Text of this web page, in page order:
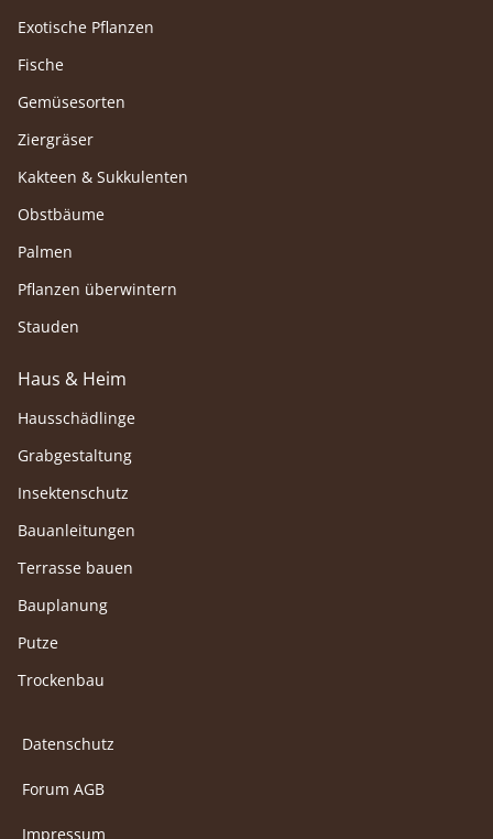
Exotische Pflanzen
Fische
Gemüsesorten
Ziergräser
Kakteen & Sukkulenten
Obstbäume
Palmen
Pflanzen überwintern
Stauden
Haus & Heim
Hausschädlinge
Grabgestaltung
Insektenschutz
Bauanleitungen
Terrasse bauen
Bauplanung
Putze
Trockenbau
Datenschutz
Forum AGB
Impressum